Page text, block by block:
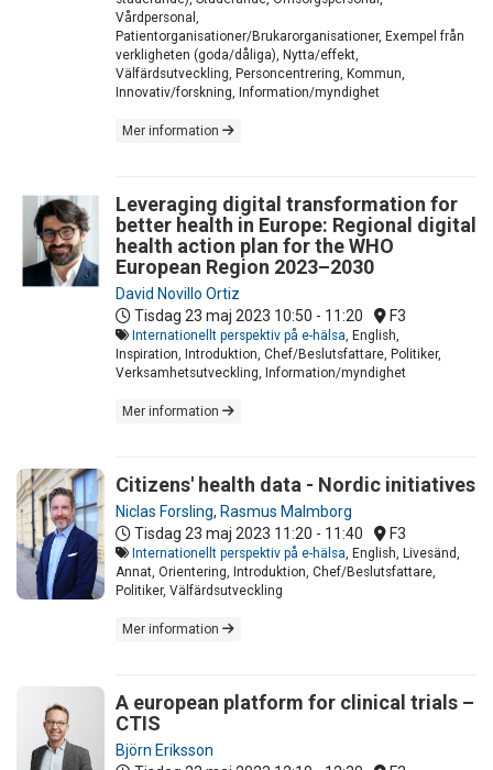
Vårdpersonal,
Patientorganisationer/Brukarorganisationer, Exempel från
verkligheten (goda/dåliga), Nytta/effekt,
Välfärdsutveckling, Personcentrering, Kommun,
Innovativ/forskning, Information/myndighet
Mer information
Leveraging digital transformation for
better health in Europe: Regional digital
health action plan for the WHO
European Region 2023–2030
David Novillo Ortiz
Tisdag 23 maj 2023 10:50 - 11:20 F3
Internationellt perspektiv på e-hälsa , English,
Inspiration, Introduktion, Chef/Beslutsfattare, Politiker,
Verksamhetsutveckling, Information/myndighet
Mer information
Citizens' health data - Nordic initiatives
Niclas Forsling, Rasmus Malmborg
Tisdag 23 maj 2023 11:20 - 11:40 F3
Internationellt perspektiv på e-hälsa , English, Livesänd,
Annat, Orientering, Introduktion, Chef/Beslutsfattare,
Politiker, Välfärdsutveckling
Mer information
A european platform for clinical trials –
CTIS
Björn Eriksson